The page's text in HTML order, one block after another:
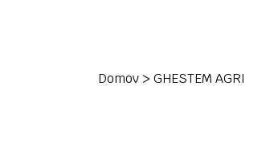
Domov > GHESTEM AGRI